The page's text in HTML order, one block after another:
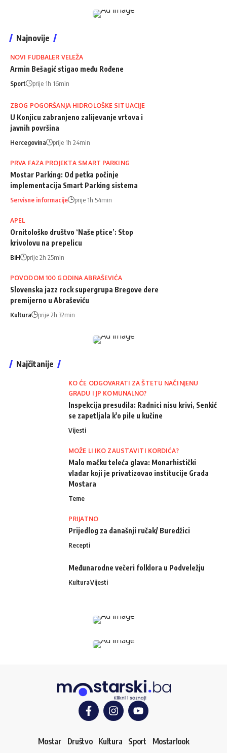
Najnovije
NOVI FUDBALER VELEŽA
Armin Bešagić stigao među Rođene
Sport prije 1h 16min
ZBOG POGORŠANJA HIDROLOŠKE SITUACIJE
U Konjicu zabranjeno zalijevanje vrtova i
javnih površina
Hercegovina prije 1h 24min
PRVA FAZA PROJEKTA SMART PARKING
Mostar Parking: Od petka počinje
implementacija Smart Parking sistema
Servisne informacije prije 1h 54min
APEL
Ornitološko društvo ‘Naše ptice’: Stop
krivolovu na prepelicu
BiH prije 2h 25min
POVODOM 100 GODINA ABRAŠEVIĆA
Slovenska jazz rock supergrupa Bregove dere
premijerno u Abraševiću
Kultura prije 2h 32min
Najčitanije
KO ĆE ODGOVARATI ZA ŠTETU NAČINJENU
GRADU I JP KOMUNALNO?
Inspekcija presudila: Radnici nisu krivi, Senkić
se zapetljala k'o pile u kučine
Vijesti
MOŽE LI IKO ZAUSTAVITI KORDIĆA?
Malo mačku teleća glava: Monarhistički
vladar koji je privatizovao institucije Grada
Mostara
Teme
PRIJATNO
Prijedlog za današnji ručak/ Buredžici
Recepti
Međunarodne večeri folklora u Podveležju
KulturaVijesti
Mostar Društvo Kultura Sport Mostarlook